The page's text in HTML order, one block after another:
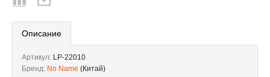
Описание
Артикул: LP-22010
Бренд: No Name (Китай)